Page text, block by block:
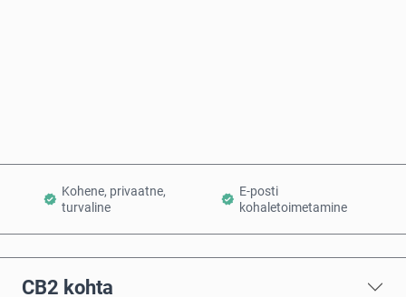
Kohene, privaatne,
turvaline
E-posti
kohaletoimetamine
CB2 kohta